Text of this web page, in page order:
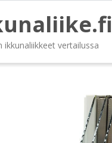
ikkunaliikkeet vertailussa